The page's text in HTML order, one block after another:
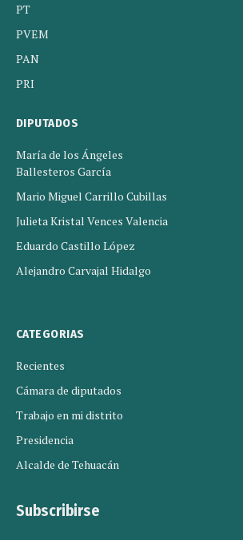
PT
PVEM
PAN
PRI
DIPUTADOS
María de los Ángeles
Ballesteros García
Mario Miguel Carrillo Cubillas
Julieta Kristal Vences Valencia
Eduardo Castillo López
Alejandro Carvajal Hidalgo
CATEGORIAS
Recientes
Cámara de diputados
Trabajo en mi distrito
Presidencia
Alcalde de Tehuacán
Subscribirse